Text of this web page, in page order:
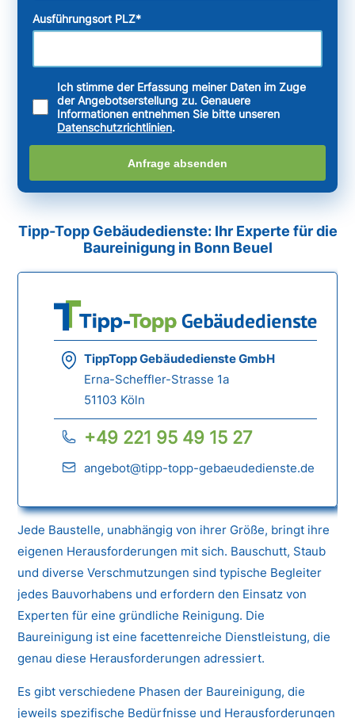
Ausführungsort PLZ*
Ich stimme der Erfassung meiner Daten im Zuge
der Angebotserstellung zu. Genauere
Informationen entnehmen Sie bitte unseren
Datenschutzrichtlinien.
Anfrage absenden
Tipp-Topp Gebäudedienste: Ihr Experte für die
Baureinigung in Bonn Beuel
TippTopp Gebäudedienste GmbH
Erna-Scheffler-Strasse 1a
51103 Köln
+49 221 95 49 15 27
angebot@tipp-topp-gebaeudedienste.de
Jede Baustelle, unabhängig von ihrer Größe, bringt ihre
eigenen Herausforderungen mit sich. Bauschutt, Staub
und diverse Verschmutzungen sind typische Begleiter
jedes Bauvorhabens und erfordern den Einsatz von
Experten für eine gründliche Reinigung. Die
Baureinigung ist eine facettenreiche Dienstleistung, die
genau diese Herausforderungen adressiert.
Es gibt verschiedene Phasen der Baureinigung, die
jeweils spezifische Bedürfnisse und Herausforderungen